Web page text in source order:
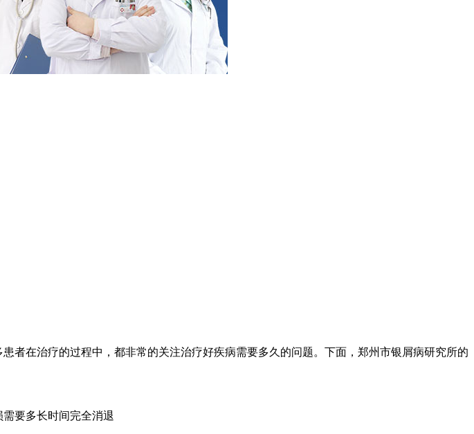
者在治疗的过程中，都非常的关注治疗好疾病需要多久的问题。下面，郑州市银屑病研究所的